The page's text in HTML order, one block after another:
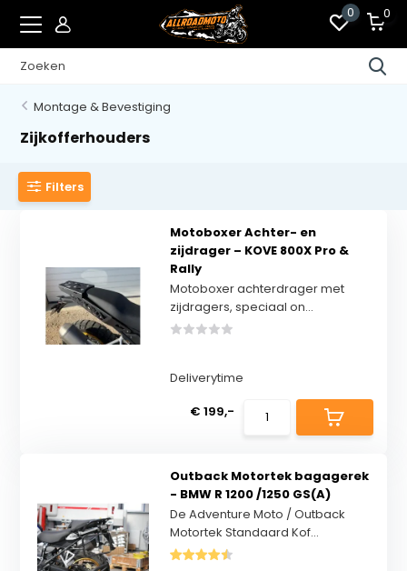
0 0
Montage & Bevestiging
Zijkofferhouders
Filters
Motoboxer Achter- en
zijdrager – KOVE 800X Pro &
Rally
Motoboxer achterdrager met
zijdragers, speciaal on...
Deliverytime
€ 199,-
Outback Motortek bagagerek
- BMW R 1200 /1250 GS(A)
De Adventure Moto / Outback
Motortek Standaard Kof...